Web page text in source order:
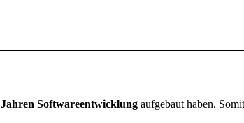
Softwareentwicklung aufgebaut haben.